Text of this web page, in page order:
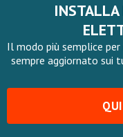
Il modo più semplice
sempre aggiornato sui